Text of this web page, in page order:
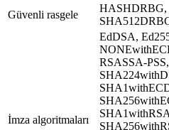
Güvenli rasgele
HASHDRBG,
İmza algoritmaları
EdDSA,
RSASSA-PSS